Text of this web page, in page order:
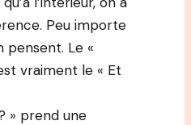
Peu importe
pensent. Le «
vraiment le « Et
» prend une